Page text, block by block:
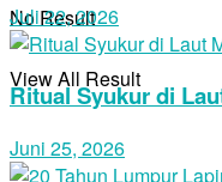
No Result
View All Result
Juli 22, 2026
Ritual Syukur di
Juni 25, 2026